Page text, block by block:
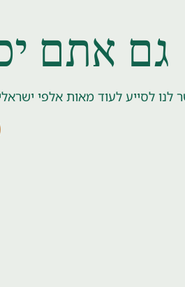
גם אתם
לסייע לעוד מאות אלפי